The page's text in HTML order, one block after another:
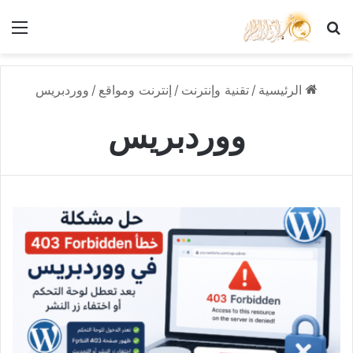
بحث عن
الرئيسية / تقنية وإنترنت / إنترنت ومواقع / ووردبريس
ووردبريس